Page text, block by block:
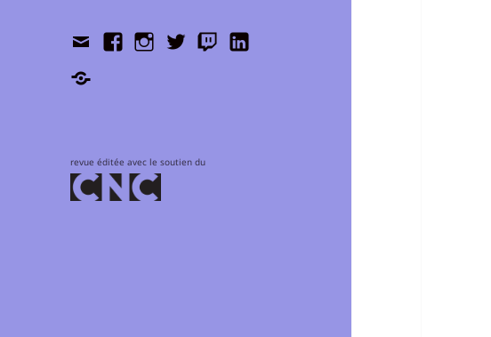
ContactFacebookInstagramTwitterTwitchLinkedIn
Shop
revue éditée avec le soutien du